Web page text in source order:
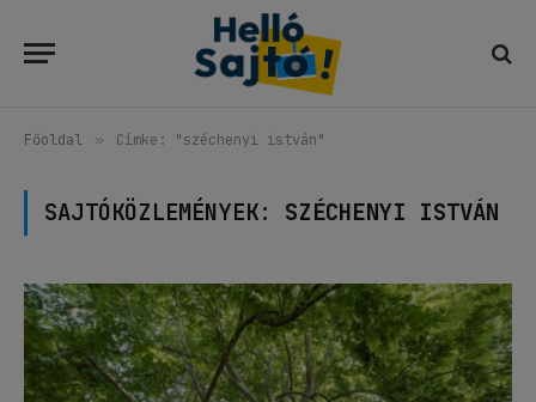
Főoldal » Címke: "széchenyi istván"
SAJTÓKÖZLEMÉNYEK: SZÉCHENYI ISTVÁN